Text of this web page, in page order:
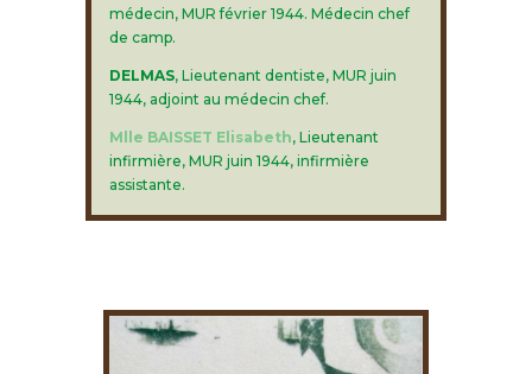
médecin, MUR février 1944. Médecin chef
de camp.
DELMAS, Lieutenant dentiste, MUR juin
1944, adjoint au médecin chef.
Mlle BAISSET Elisabeth, Lieutenant
infirmière, MUR juin 1944, infirmière
assistante.